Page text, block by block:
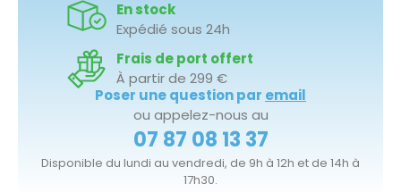
En stock
Expédié sous 24h
Frais de port offert
À partir de 299 €
Poser une question par email
ou appelez-nous au
07 87 08 13 37
Disponible du lundi au vendredi, de 9h à 12h et de 14h à
17h30.